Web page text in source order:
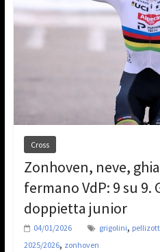
Cross
Zonhoven, neve,
fermano VdP: 9 su
doppietta junior
04/01/2026 grigolini,
2025/2026, zonhoven